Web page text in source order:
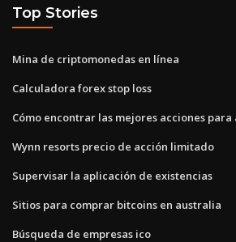
Top Stories
Mina de criptomonedas en línea
Calculadora forex stop loss
Cómo encontrar las mejores acciones
Wynn resorts precio de acción limitado
Supervisar la aplicación de existencias
Sitios para comprar bitcoins en australia
Búsqueda de empresas ico